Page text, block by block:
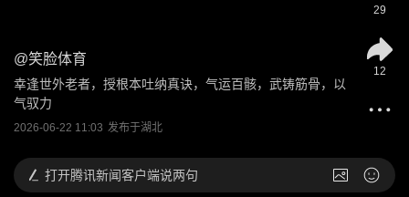
@笑脸体育
幸逢世外老者，授根本吐纳真诀，气运百骸，武铸筋骨，以
气驭力
2026-06-22 11:03 发布于湖北
29
12
打开腾讯新闻客户端说两句